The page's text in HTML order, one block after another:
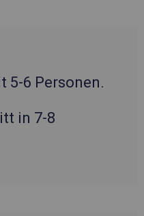
5-6 Personen.
in 7-8